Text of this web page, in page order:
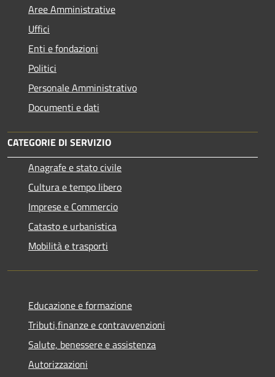
Aree Amministrative
Uffici
Enti e fondazioni
Politici
Personale Amministrativo
Documenti e dati
CATEGORIE DI SERVIZIO
Anagrafe e stato civile
Cultura e tempo libero
Imprese e Commercio
Catasto e urbanistica
Mobilità e trasporti
Educazione e formazione
Tributi,finanze e contravvenzioni
Salute, benessere e assistenza
Autorizzazioni